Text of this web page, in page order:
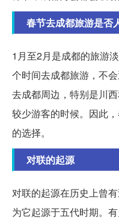
春节去成都旅游是否
1月至2月是成都的旅游
个时间去成都旅游，不
去成都周边，特别是川
较少游客的时候。因此
的选择。
对联的起源
对联的起源在历史上曾
为它起源于五代时期。